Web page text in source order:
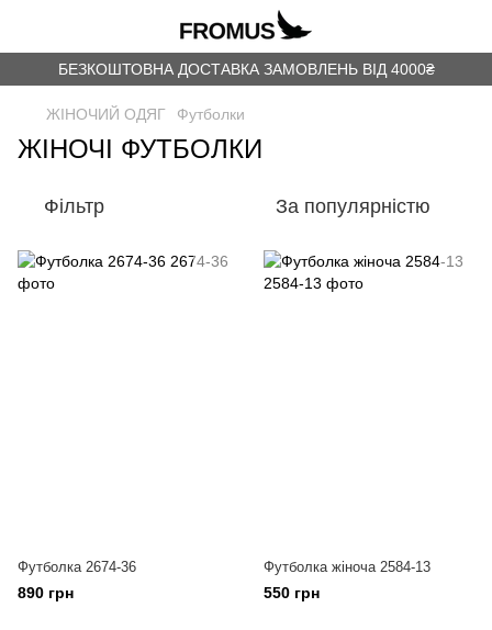
БЕЗКОШТОВНА ДОСТАВКА ЗАМОВЛЕНЬ ВІД 4000₴
ЖІНОЧИЙ ОДЯГ Футболки
ЖІНОЧІ ФУТБОЛКИ
Фільтр За популярністю
Футболка 2674-36
890 грн
Футболка жіноча 2584-13
550 грн